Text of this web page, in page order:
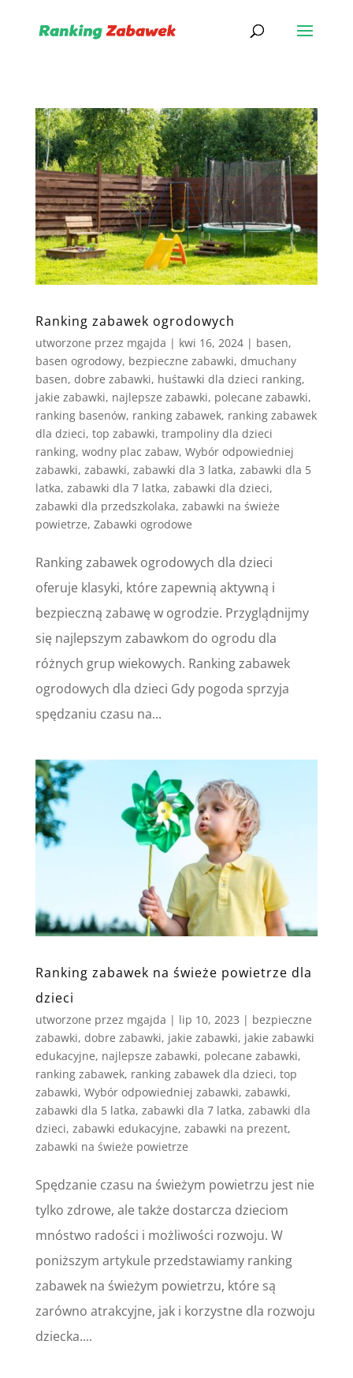
Ranking zabawek ogrodowych
utworzone przez mgajda | kwi 16, 2024| basen,
basen ogrodowy, bezpieczne zabawki, dmuchany
basen, dobre zabawki, huśtawki dla dzieci ranking,
jakie zabawki, najlepsze zabawki, polecane zabawki,
ranking basenów, ranking zabawek, ranking zabawek
dla dzieci, top zabawki, trampoliny dla dzieci
ranking, wodny plac zabaw, Wybór odpowiedniej
zabawki, zabawki, zabawki dla 3 latka, zabawki dla 5
latka, zabawki dla 7 latka, zabawki dla dzieci,
zabawki dla przedszkolaka, zabawki na świeże
powietrze, Zabawki ogrodowe
Ranking zabawek ogrodowych dla dzieci
oferuje klasyki, które zapewnią aktywną i
bezpieczną zabawę w ogrodzie. Przyglądnijmy
się najlepszym zabawkom do ogrodu dla
różnych grup wiekowych. Ranking zabawek
ogrodowych dla dzieci Gdy pogoda sprzyja
spędzaniu czasu na...
Ranking zabawek na świeże powietrze dla
dzieci
utworzone przez mgajda | lip 10, 2023 | bezpieczne
zabawki, dobre zabawki, jakie zabawki, jakie zabawki
edukacyjne, najlepsze zabawki, polecane zabawki,
ranking zabawek, ranking zabawek dla dzieci, top
zabawki, Wybór odpowiedniej zabawki, zabawki,
zabawki dla 5 latka, zabawki dla 7 latka, zabawki dla
dzieci, zabawki edukacyjne, zabawki na prezent,
zabawki na świeże powietrze
Spędzanie czasu na świeżym powietrzu jest nie
tylko zdrowe, ale także dostarcza dzieciom
mnóstwo radości i możliwości rozwoju. W
poniższym artykule przedstawiamy ranking
zabawek na świeżym powietrzu, które są
zarówno atrakcyjne, jak i korzystne dla rozwoju
dziecka....